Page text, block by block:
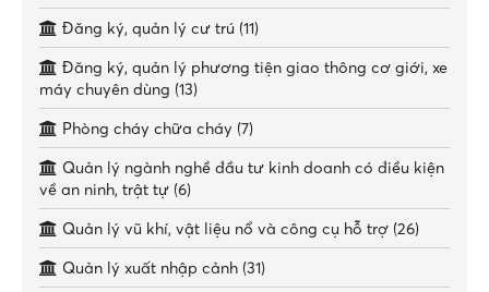
Đăng ký, quản lý cư trú (11)
Đăng ký, quản lý phương tiện giao thông cơ giới, xe
máy chuyên dùng (13)
Phòng cháy chữa cháy (7)
Quản lý ngành nghề đầu tư kinh doanh có điều kiện
về an ninh, trật tự (6)
Quản lý vũ khí, vật liệu nổ và công cụ hỗ trợ (26)
Quản lý xuất nhập cảnh (31)